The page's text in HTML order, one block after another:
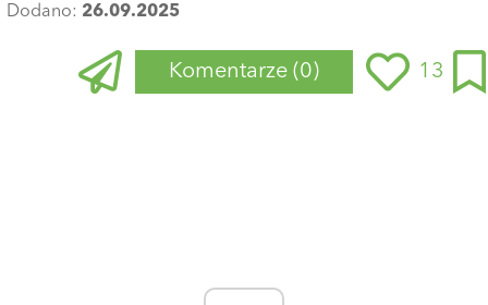
Dodano: 26.09.2025
Komentarze (0) 13